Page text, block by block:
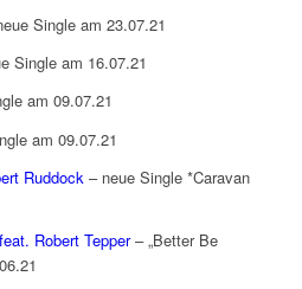
Single am 23.07.21
Single am 16.07.21
am 09.07.21
am 09.07.21
Ruddock – neue Single *Caravan
Robert Tepper– „Better Be